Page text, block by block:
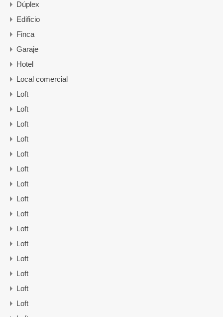
Dúplex
Edificio
Finca
Garaje
Hotel
Local comercial
Loft
Loft
Loft
Loft
Loft
Loft
Loft
Loft
Loft
Loft
Loft
Loft
Loft
Loft
Loft